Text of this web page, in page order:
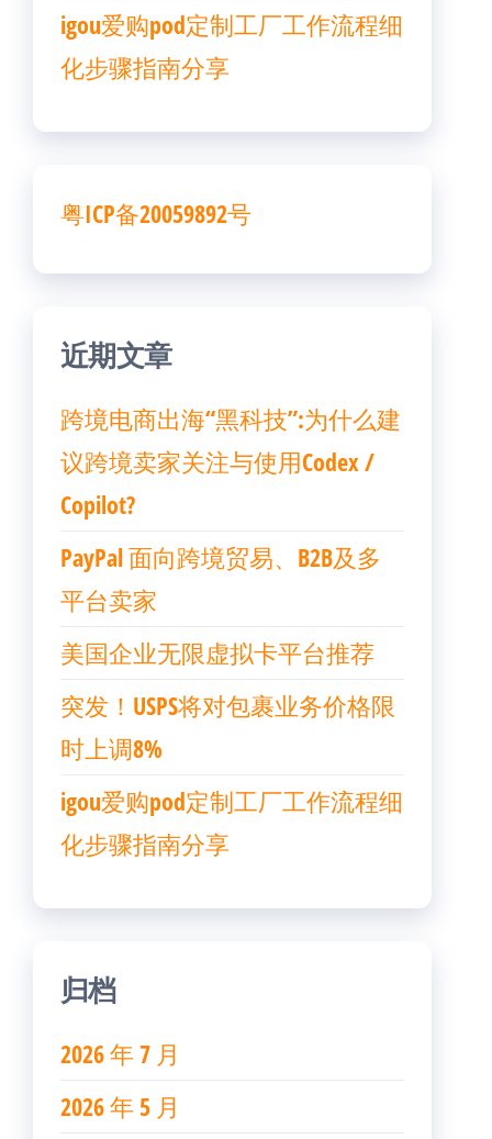
igou爱购pod定制工厂工作流程细
化步骤指南分享
粤ICP备20059892号
近期文章
跨境电商出海“黑科技”:为什么建
议跨境卖家关注与使用Codex /
Copilot?
PayPal 面向跨境贸易、B2B及多
平台卖家
美国企业无限虚拟卡平台推荐
突发！USPS将对包裹业务价格限
时上调8%
igou爱购pod定制工厂工作流程细
化步骤指南分享
归档
2026 年 7 月
2026 年 5 月